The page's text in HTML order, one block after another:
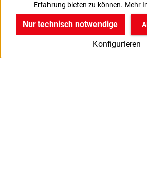
Erfahrung bieten zu können. Mehr
Nur technisch notwendige
Konfigurieren
v
Produkte